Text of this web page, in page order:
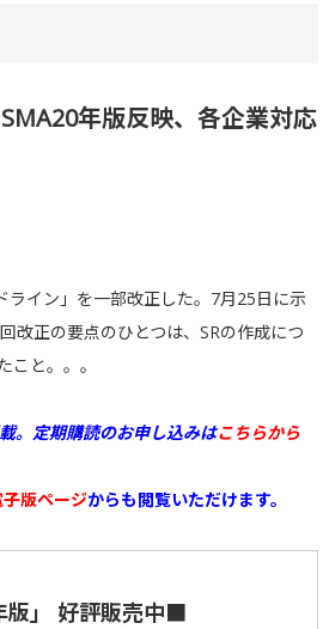
年版反映、各企業対応
イン」を一部改正した。7月25日に示
改正の要点のひとつは、SRの作成につ
と。。。
。 定期購読のお申し込みはこちらから
子版ページからも閲覧いただけます。
版」 好評販売中■